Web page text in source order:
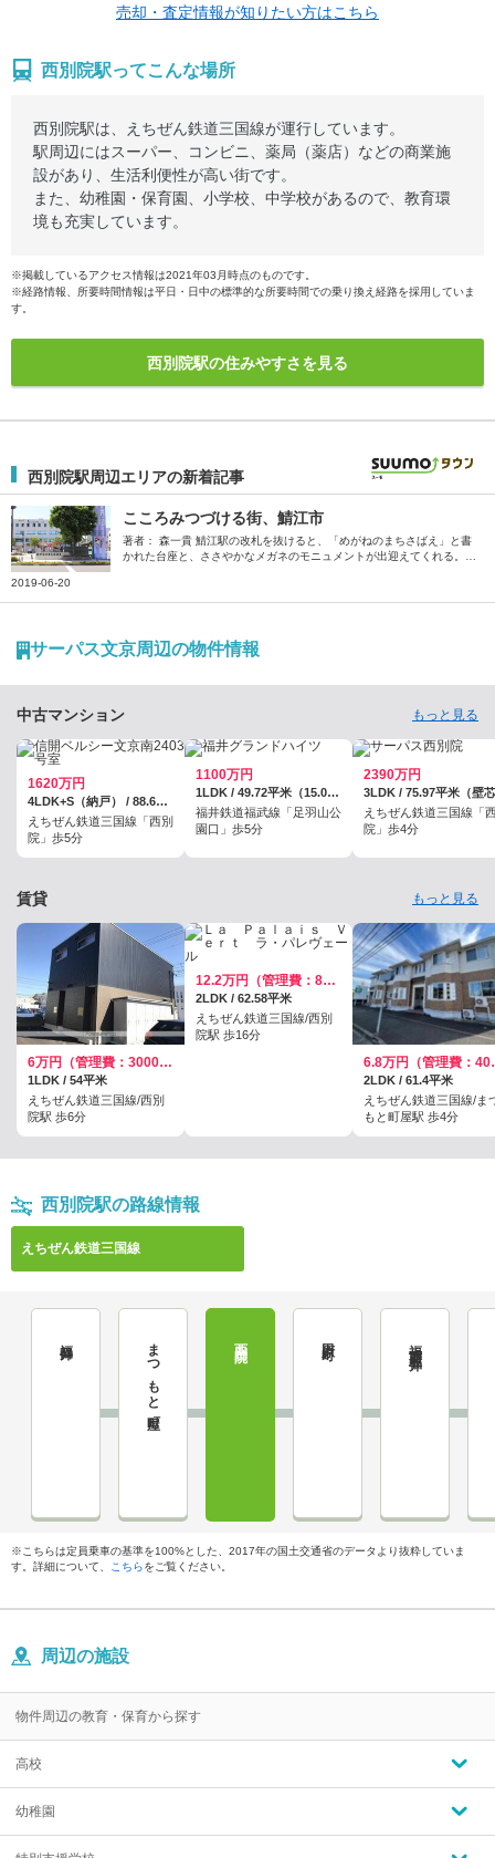
売却・査定情報が知りたい方はこちら
西別院駅ってこんな場所
西別院駅は、えちぜん鉄道三国線が運行しています。
駅周辺にはスーパー、コンビニ、薬局（薬店）などの商業施
設があり、生活利便性が高い街です。
また、幼稚園・保育園、小学校、中学校があるので、教育環
境も充実しています。
※掲載しているアクセス情報は2021年03月時点のものです。
※経路情報、所要時間情報は平日・日中の標準的な所要時間での乗り換え経路を採用していま
す。
西別院駅の住みやすさを見る
西別院駅周辺エリアの新着記事
2019-06-20
こころみつづける街、鯖江市
著者： 森一貴 鯖江駅の改札を抜けると、「めがねのまちさばえ」と書
かれた台座と、ささやかなメガネのモニュメントが出迎えてくれる。 2
市の隣に位置する、人口約7万人の中規模都市だ。主要産業はメガネフ
住」という実験 僕が鯖江に訪れるきっかけになったのは、鯖江市が201
サーパス文京周辺の物件情報
中古マンション もっと見る
1620万円
4LDK+S（納戸） / 88.63平米（壁芯）
えちぜん鉄道三国線「西別
院」歩5分
1100万円
1LDK / 49.72平米（15.04坪）（壁芯）
福井鉄道福武線「足羽山公
園口」歩5分
2390万円
3LDK / 75.97平米（壁
えちぜん鉄道三国線「
院」歩4分
賃貸 もっと見る
6万円（管理費：3000円）
1LDK / 54平米
えちぜん鉄道三国線/西別
院駅 歩6分
12.2万円（管理費：8700円）
2LDK / 62.58平米
えちぜん鉄道三国線/西別
院駅 歩16分
6.8
2LDK / 61.4平米
えちぜん鉄道三国線/ま
もと町屋駅 歩4分
西別院駅の路線情報
えちぜん鉄道三国線
まつもと町屋 福大前西福井
※こちらは定員乗車の基準を100%とした、2017年の国土交通省のデータより抜粋していま
す。詳細について、
こちらをご覧ください。
周辺の施設
物件周辺の教育・保育から探す
高校
幼稚園